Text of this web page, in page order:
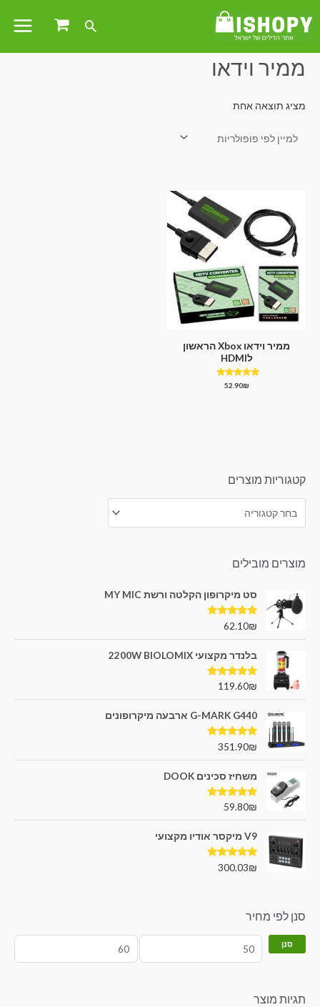
קטגוריות מוצרים
מוצרים מובילים
סט מיקרופון הקלטה ורשת MY MIC
דורג 5.00
62.10₪
בלנדר מקצועי 2200W BIOLOMIX
דורג5.00
119.60₪
G-MARK G440 ארבעה מיקרופונים
דורג5.00
351.90₪
משחיז סכינים DOOK
דורג5.00
59.80₪
V9 מיקסר אודיו מקצועי
דורג5.00
300.03₪
סנן לפי מחיר
סנן
תגיות מוצר
עמוד הבית/ מוצרים המתויגים “ממיר וידאו”
ממיר וידאו
מציג תוצאה אחת
ממיר וידאו Xbox הראשון
לHDMI
דורג
52.90₪